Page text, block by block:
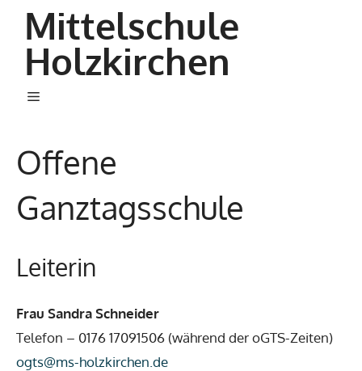
springen
Mittelschule
Holzkirchen
Menü
Offene
Ganztagsschule
Leiterin
Frau Sandra Schneider
Telefon – 0176 17091506 (während der oGTS-Zeiten)
ogts@ms-holzkirchen.de